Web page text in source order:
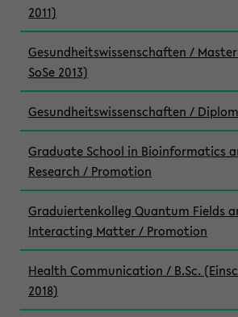
2011)
Gesundheitswissenschaften /
SoSe 2013)
Gesundheitswissenschaften / Diplom
Graduate School in Bioinformatics
Research / Promotion
Graduiertenkolleg Quantum Fields
Interacting Matter / Promotion
Health Communication / B.Sc.
2018)